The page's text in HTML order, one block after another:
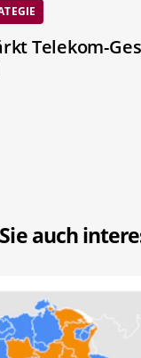
Telekom-
auch